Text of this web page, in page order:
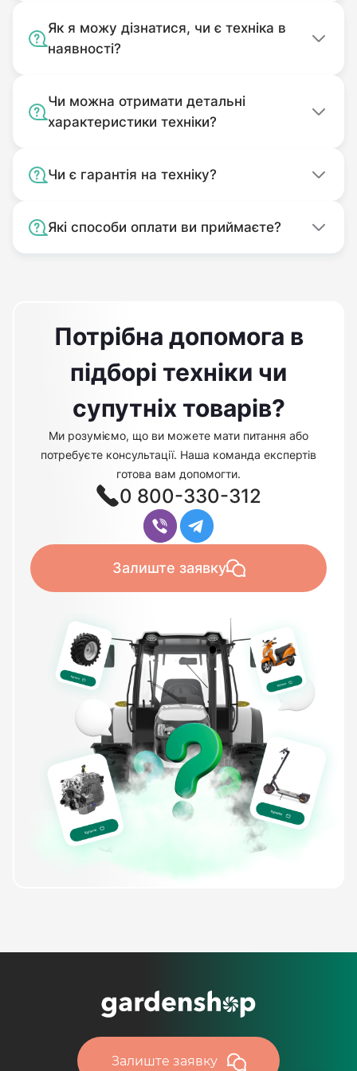
Як я можу дізнатися, чи є техніка в
наявності?
Чи можна отримати детальні
характеристики техніки?
Чи є гарантія на техніку?
Які способи оплати ви приймаєте?
Потрібна допомога в
підборі техніки чи
супутніх товарів?
Ми розуміємо, що ви можете мати питання або
потребуєте консультації. Наша команда експертів
готова вам допомогти.
0 800-330-312
Залиште заявку
Залиште заявку